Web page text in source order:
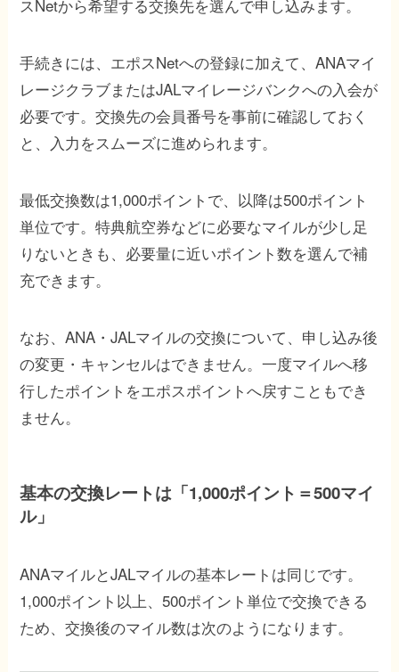
スNetから希望する交換先を選んで申し込みます。
手続きには、エポスNetへの登録に加えて、ANAマイ
レージクラブまたはJALマイレージバンクへの入会が
必要です。交換先の会員番号を事前に確認しておく
と、入力をスムーズに進められます。
最低交換数は1,000ポイントで、以降は500ポイント
単位です。特典航空券などに必要なマイルが少し足
りないときも、必要量に近いポイント数を選んで補
充できます。
なお、ANA・JALマイルの交換について、申し込み後
の変更・キャンセルはできません。一度マイルへ移
行したポイントをエポスポイントへ戻すこともでき
ません。
基本の交換レートは「1,000ポイント＝500マイ
ル」
ANAマイルとJALマイルの基本レートは同じです。
1,000ポイント以上、500ポイント単位で交換できる
ため、交換後のマイル数は次のようになります。